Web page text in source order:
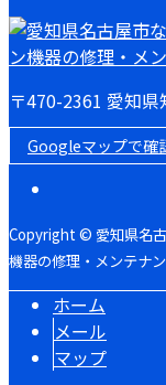
〒470-2361 愛知
Googleマップで確
Copyright © 愛知県名
機器の修理・メンテナ
ホーム
メール
マップ